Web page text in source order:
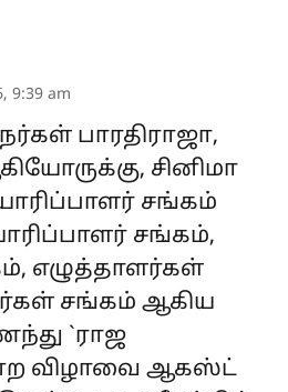
9:39 am
பாரதிராஜா,
சினிமா
சங்கம்
சங்கம்,
எழுத்தாளர்கள்
சங்கம் ஆகிய
`ராஜ
விழாவை ஆகஸ்ட்